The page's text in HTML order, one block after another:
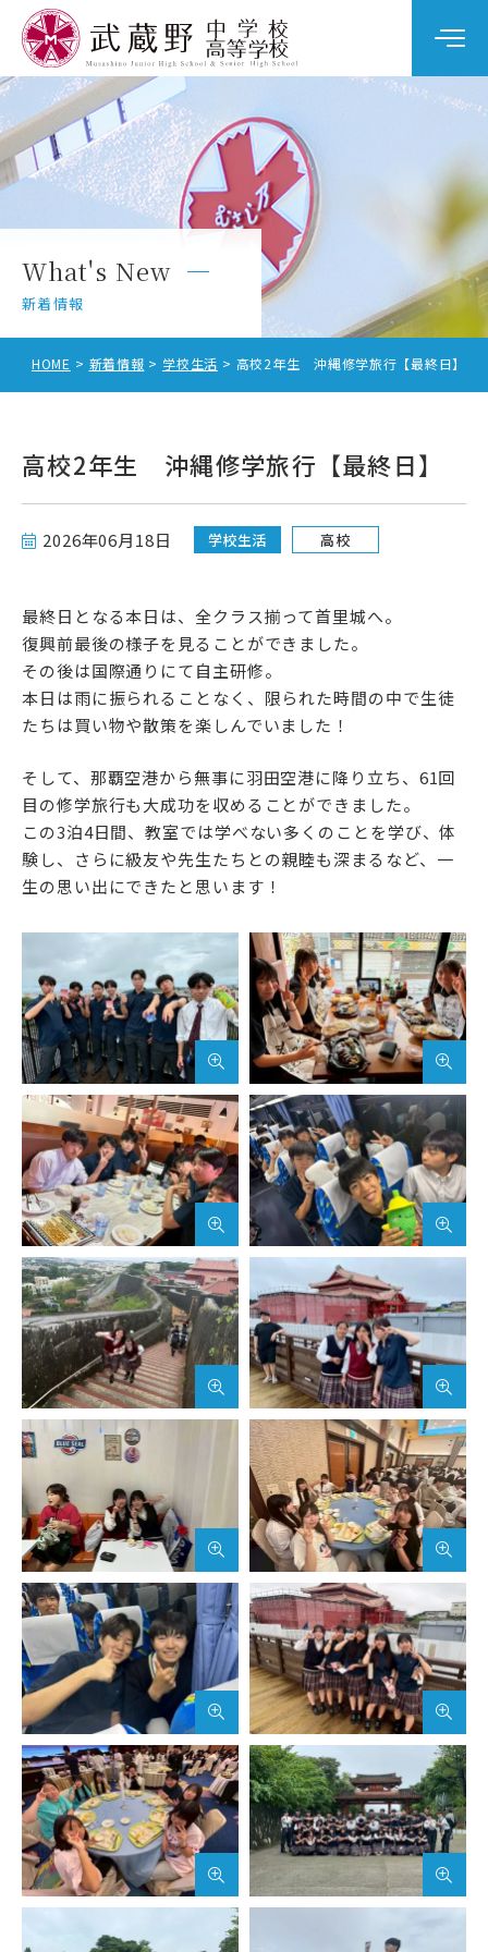
学校案内
教育の特色
学校生活
中学校入試
高校入試
中学校受験をお考えの方へ
各種書式
資料請求・お問い合わせ
アクセス サイトマップ
サイトポリシー・プライ
バシーポリシー
follow us
公式SNSアカウント
武蔵野学院
武蔵野学院大学大学院
武蔵野学院大学
武蔵野短期大学
武蔵野短期大学
附属幼稚園・保育園
What's New
新着情報
HOME 新着情報 学校生活 高校2年生 沖縄修学旅行【最終日】
高校2年生 沖縄修学旅行【最終日】
2026年06月18日 学校生活 高校
最終日となる本日は、全クラス揃って首里城へ。
復興前最後の様子を見ることができました。
その後は国際通りにて自主研修。
本日は雨に振られることなく、限られた時間の中で生徒
たちは買い物や散策を楽しんでいました！
そして、那覇空港から無事に羽田空港に降り立ち、61回
目の修学旅行も大成功を収めることができました。
この3泊4日間、教室では学べない多くのことを学び、体
験し、さらに級友や先生たちとの親睦も深まるなど、一
生の思い出にできたと思います！